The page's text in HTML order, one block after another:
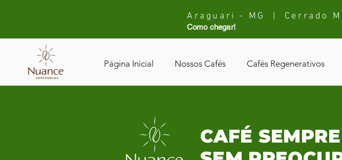
Araguari - MG | Cerrado
Como chegar!
Página Inicial Nossos Cafés Cafés Regenerativos
CAFÉ